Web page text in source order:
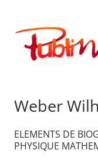
contenu
Publimath
Weber
ELEMENTS DE
PHYSIQUE